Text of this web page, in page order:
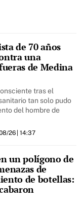
de 70 años
una
de Medina
tras el
tan solo pudo
del hombre de
26| 14:37
un polígono de
de
de botellas: